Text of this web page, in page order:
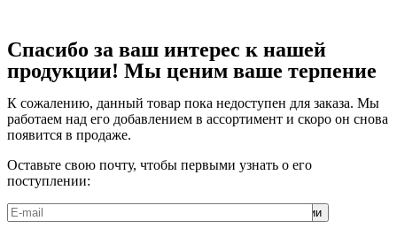
Спасибо за ваш интерес к нашей
продукции! Мы ценим ваше терпение
К сожалению, данный товар пока недоступен для заказа. Мы
работаем над его добавлением в ассортимент и скоро он снова
появится в продаже.
Оставьте свою почту, чтобы первыми узнать о его
поступлении: